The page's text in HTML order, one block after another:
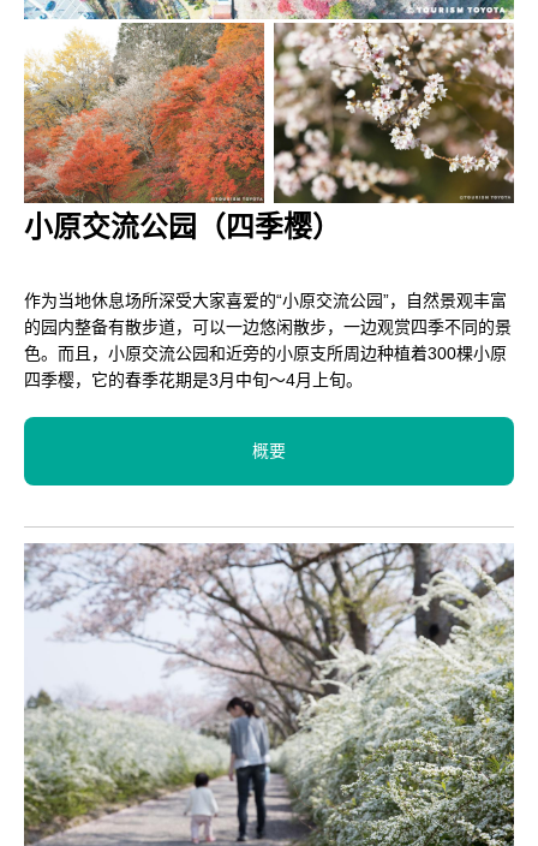
小原交流公园（四季樱）
作为当地休息场所深受大家喜爱的“小原交流公园”，自然景观丰富
的园内整备有散步道，可以一边悠闲散步，一边观赏四季不同的景
色。而且，小原交流公园和近旁的小原支所周边种植着300棵小原
四季樱，它的春季花期是3月中旬～4月上旬。
概要